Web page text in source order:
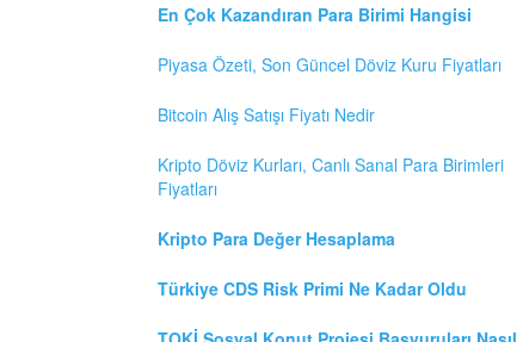
En Çok Kazandıran Para Birimi Hangisi
Piyasa Özeti, Son Güncel Döviz Kuru Fiyatları
Bitcoin Alış Satışı Fiyatı Nedir
Kripto Döviz Kurları, Canlı Sanal Para Birimleri
Fiyatları
Kripto Para Değer Hesaplama
Türkiye CDS Risk Primi Ne Kadar Oldu